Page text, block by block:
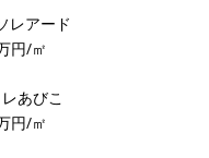
レアード
円/㎡
あびこ
円/㎡